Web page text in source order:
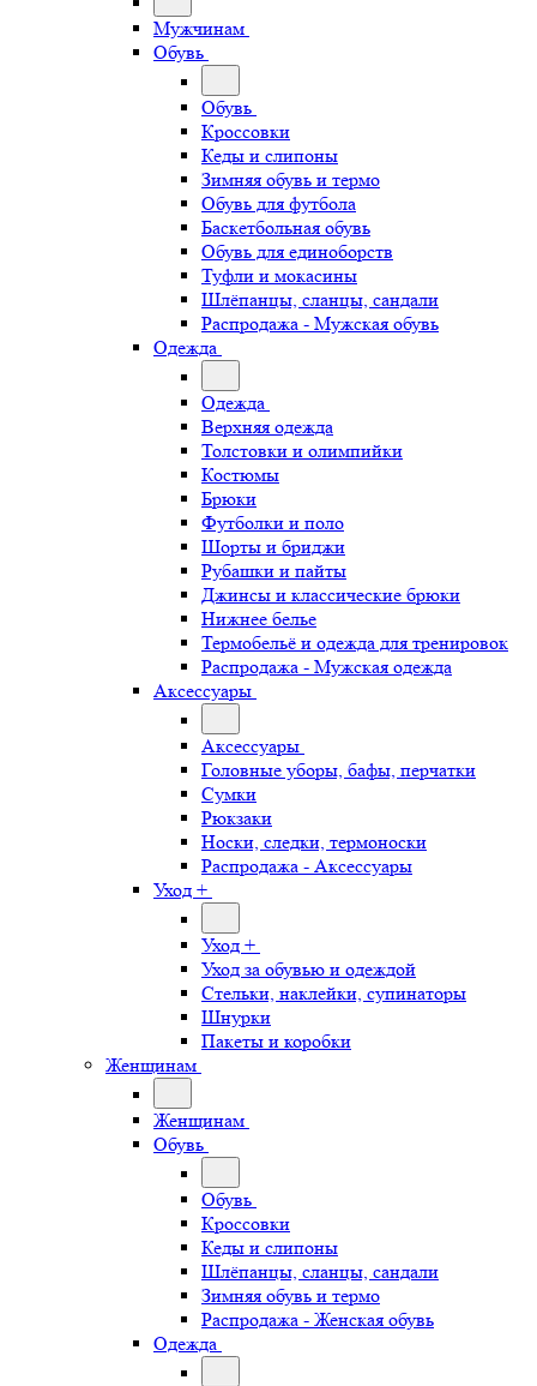
Мужчинам
Обувь
Обувь
Кроссовки
Кеды и слипоны
Зимняя обувь и термо
Обувь для футбола
Баскетбольная обувь
Обувь для единоборств
Туфли и мокасины
Шлёпанцы, сланцы, сандали
Распродажа - Мужская обувь
Одежда
Одежда
Верхняя одежда
Толстовки и олимпийки
Костюмы
Брюки
Футболки и поло
Шорты и бриджи
Рубашки и пайты
Джинсы и классические брюки
Нижнее белье
Термобельё и одежда для тренировок
Распродажа - Мужская одежда
Аксессуары
Аксессуары
Головные уборы, бафы, перчатки
Сумки
Рюкзаки
Носки, следки, термоноски
Распродажа - Аксессуары
Уход +
Уход +
Уход за обувью и одеждой
Стельки, наклейки, супинаторы
Шнурки
Пакеты и коробки
Женщинам
Женщинам
Обувь
Обувь
Кроссовки
Кеды и слипоны
Шлёпанцы, сланцы, сандали
Зимняя обувь и термо
Распродажа - Женская обувь
Одежда